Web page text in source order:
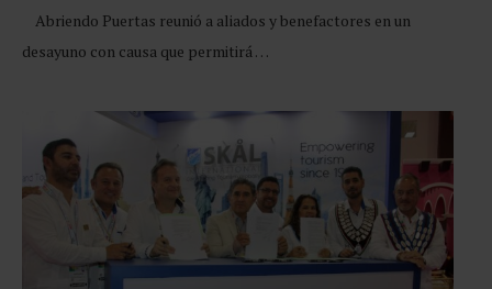
Abriendo Puertas reunió a aliados y benefactores en un
desayuno con causa que permitirá …